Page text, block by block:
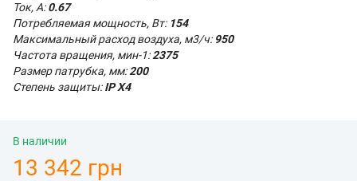
Ток, А:0.67
Потребляемая мощность, Вт: 154
Максимальный расход воздуха, м3/ч: 950
Частота вращения, мин-1:2375
Размер патрубка, мм:200
Степень защиты:IP X4
В наличии
13 342 грн